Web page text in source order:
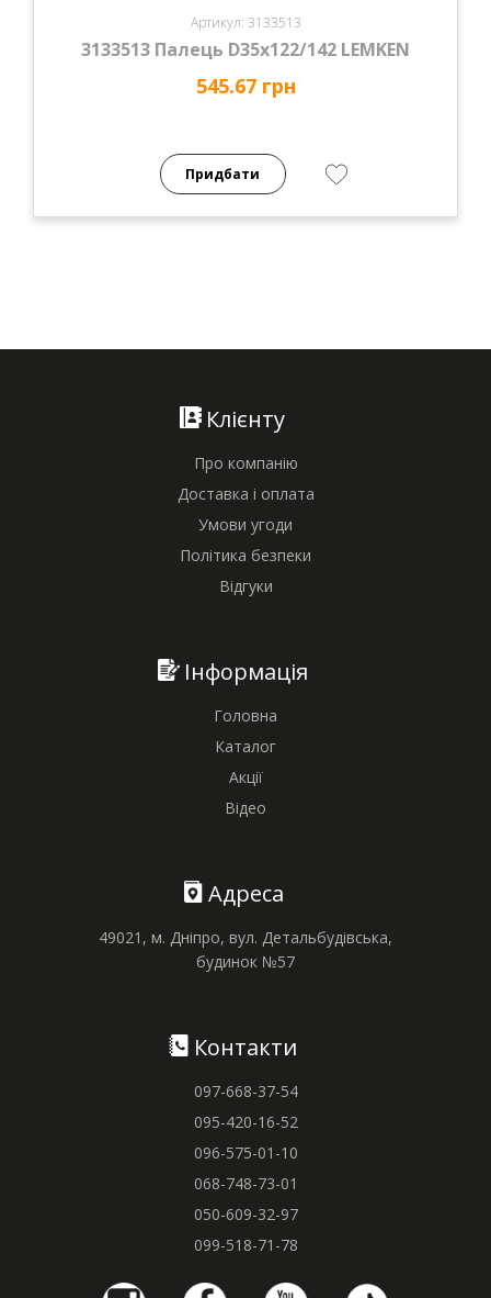
Артикул: 3133513
3133513 Палець D35x122/142 LEMKEN
545.67 грн
Придбати
Клієнту
Про компанію
Доставка і оплата
Умови угоди
Політика безпеки
Відгуки
Інформація
Головна
Каталог
Акції
Відео
Адреса
49021, м. Дніпро, вул. Детальбудівська,
будинок №57
Контакти
097-668-37-54
095-420-16-52
096-575-01-10
068-748-73-01
050-609-32-97
099-518-71-78